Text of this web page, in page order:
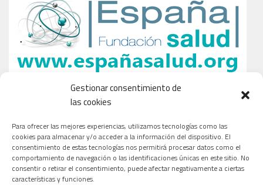
Gestionar consentimiento de
las cookies
Para ofrecer las mejores experiencias, utilizamos tecnologías como las
cookies para almacenar y/o acceder a la información del dispositivo. El
consentimiento de estas tecnologías nos permitirá procesar datos como el
comportamiento de navegación o las identificaciones únicas en este sitio. No
consentir o retirar el consentimiento, puede afectar negativamente a ciertas
características y funciones.